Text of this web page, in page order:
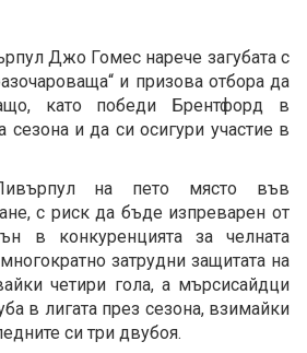
Джо Гомес нарече загубата с
и призова отбора да
като победи Брентфорд в
сезона и да си осигури участие в
на пето място във
с риск да бъде изпреварен от
в конкуренцията за челната
затрудни защитата на
четири гола, а мърсисайдци
в лигата през сезона, взимайки
си три двубоя.